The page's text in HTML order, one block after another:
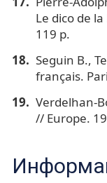
Le dico de
119 p.
Seguin B.,
français.
Verdelhan-
// Europe.